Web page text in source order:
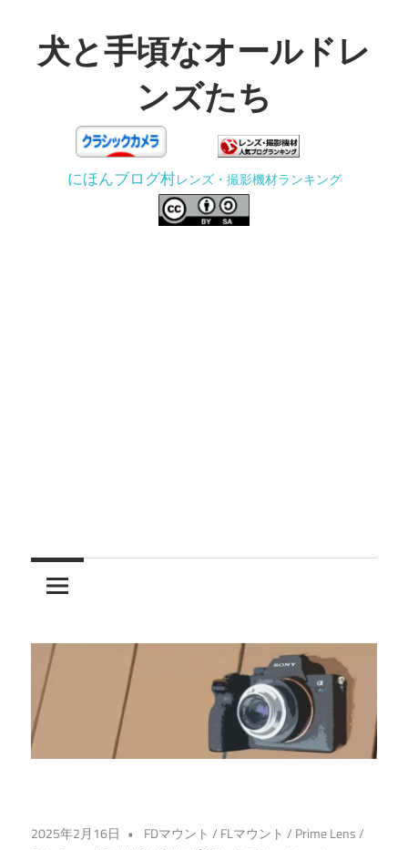
テ犬と手頃なオールドレ
ンズたち
う
にほんブログ村レンズ・撮影機材ランキング
2025年2月16日 FDマウント / FLマウント / Prime Lens/